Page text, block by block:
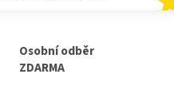
Osobní odběr
ZDARMA